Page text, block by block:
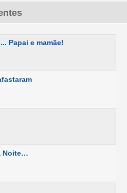
Papai e mamãe!
Noite…